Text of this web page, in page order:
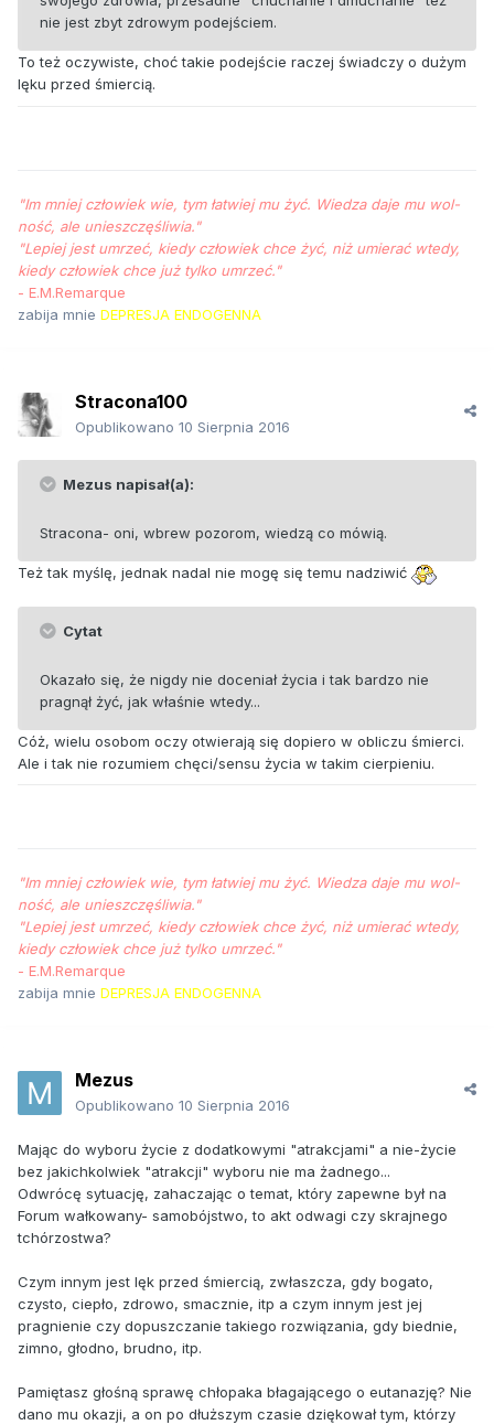
nie jest zbyt zdrowym podejściem.
To też oczywiste, choć takie podejście raczej świadczy o dużym
lęku przed śmiercią.
"Im mniej człowiek wie, tym łat­wiej mu żyć. Wie­dza da­je mu wol­
ność, ale unieszczęśliwia."
"Le­piej jest um­rzeć, kiedy człowiek chce żyć, niż umierać wte­dy,
kiedy człowiek chce już tyl­ko umrzeć."
- E.M.Remarque
zabija mnie DEPRESJA ENDOGENNA
Stracona100
Opublikowano 10 Sierpnia 2016
Mezus napisał(a):
Stracona- oni, wbrew pozorom, wiedzą co mówią.
Też tak myślę, jednak nadal nie mogę się temu nadziwić
Cytat
Okazało się, że nigdy nie doceniał życia i tak bardzo nie
pragnął żyć, jak właśnie wtedy...
Cóż, wielu osobom oczy otwierają się dopiero w obliczu śmierci.
Ale i tak nie rozumiem chęci/sensu życia w takim cierpieniu.
"Im mniej człowiek wie, tym łat­wiej mu żyć. Wie­dza da­je mu wol­
ność, ale unieszczęśliwia."
"Le­piej jest um­rzeć, kiedy człowiek chce żyć, niż umierać wte­dy,
kiedy człowiek chce już tyl­ko umrzeć."
- E.M.Remarque
zabija mnie DEPRESJA ENDOGENNA
Mezus
Opublikowano 10 Sierpnia 2016
Mając do wyboru życie z dodatkowymi "atrakcjami" a nie-życie
bez jakichkolwiek "atrakcji" wyboru nie ma żadnego...
Odwrócę sytuację, zahaczając o temat, który zapewne był na
Forum wałkowany- samobójstwo, to akt odwagi czy skrajnego
tchórzostwa?
Czym innym jest lęk przed śmiercią, zwłaszcza, gdy bogato,
czysto, ciepło, zdrowo, smacznie, itp a czym innym jest jej
pragnienie czy dopuszczanie takiego rozwiązania, gdy biednie,
zimno, głodno, brudno, itp.
Pamiętasz głośną sprawę chłopaka błagającego o eutanazję? Nie
dano mu okazji, a on po dłuższym czasie dziękował tym, którzy